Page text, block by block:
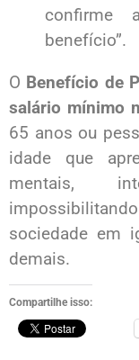
confirme
benefício”.
O Benefício de
salário mínimo
65 anos ou
idade que
mentais,
sociedade em
demais.
Compartilhe isso: